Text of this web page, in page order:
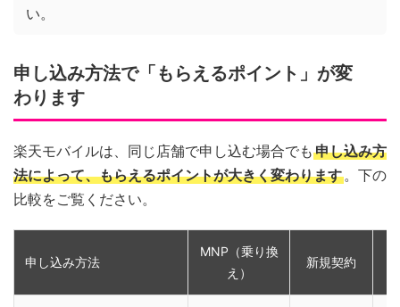
い。
申し込み方法で「もらえるポイント」が変
わります
楽天モバイルは、同じ店舗で申し込む場合でも 申し込み方
法によって、もらえるポイントが大きく変わります。下の
比較をご覧ください。
申し込み方法
MNP（乗り換
え）
新規契約